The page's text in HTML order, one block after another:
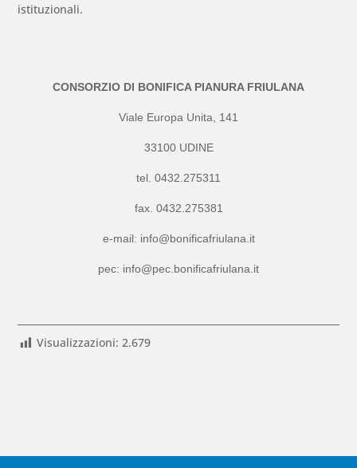
istituzionali.
CONSORZIO DI BONIFICA PIANURA FRIULANA
Viale Europa Unita, 141
33100 UDINE
tel. 0432.275311
fax. 0432.275381
e-mail: info@bonificafriulana.it
pec: info@pec.bonificafriulana.it
Visualizzazioni: 2.679